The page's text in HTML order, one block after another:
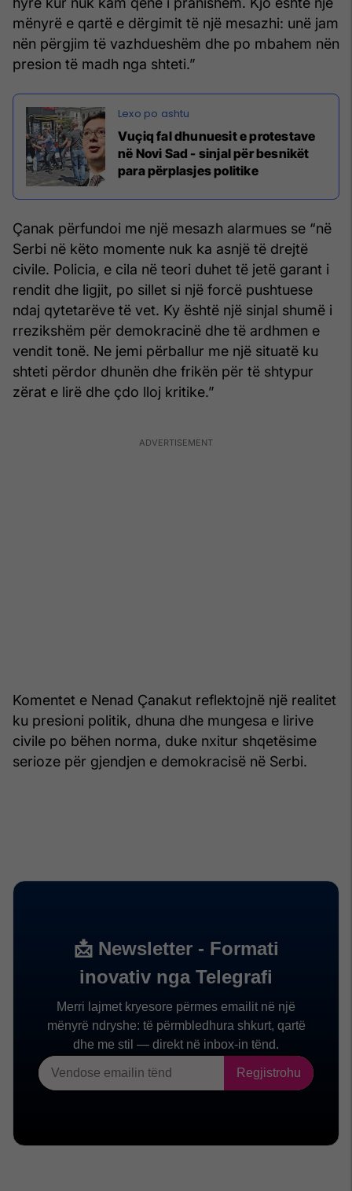
mënyrë e qartë e dërgimit të një mesazhi: unë jam
nën përgjim të vazhdueshëm dhe po mbahem nën
presion të madh nga shteti.”
Vuçiq fal dhunuesit e protestave
në Novi Sad - sinjal për besnikët
para përplasjes politike
Çanak përfundoi me një mesazh alarmues se “në
Serbi në këto momente nuk ka asnjë të drejtë
civile. Policia, e cila në teori duhet të jetë garant i
rendit dhe ligjit, po sillet si një forcë pushtuese
ndaj qytetarëve të vet. Ky është një sinjal shumë i
rrezikshëm për demokracinë dhe të ardhmen e
vendit tonë. Ne jemi përballur me një situatë ku
shteti përdor dhunën dhe frikën për të shtypur
zërat e lirë dhe çdo lloj kritike.”
Komentet e Nenad Çanakut reflektojnë një realitet
ku presioni politik, dhuna dhe mungesa e lirive
civile po bëhen norma, duke nxitur shqetësime
serioze për gjendjen e demokracisë në Serbi.